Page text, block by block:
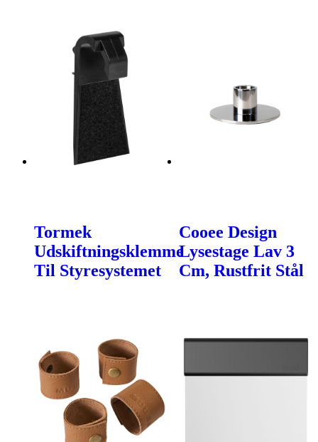
Tormek
Udskiftningsklemme
Til Styresystemet
Cooee Design
Lysestage Lav 3
Cm, Rustfrit Stål